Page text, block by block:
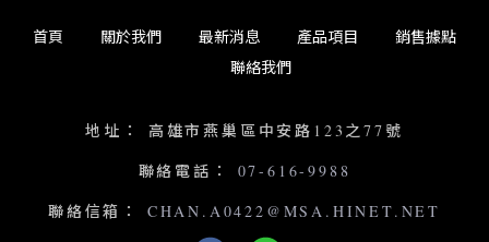
首頁 關於我們 最新消息 產品項目
銷售據點
聯絡我們
地址：
高雄市燕巢區中安路123之77號
聯絡電話：
07-616-9988
聯絡信箱： CHAN.A0422@MSA.HINET.NET